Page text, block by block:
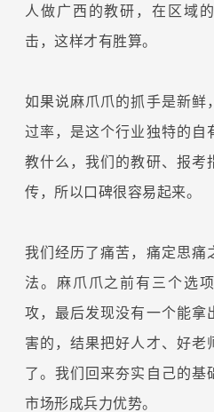
人做广西的教研，在区域
击，这样才有胜算。
如果说麻爪爪的抓手是新鲜
过率，是这个行业独特的自
教什么，我们的教研、报考
传，所以口碑很容易起来。
我们经历了痛苦，痛定思痛
法。麻爪爪之前有三个选
攻，最后发现没有一个能拿
害的，结果把好人才、好老
了。我们回来夯实自己的基
市场形成兵力优势。